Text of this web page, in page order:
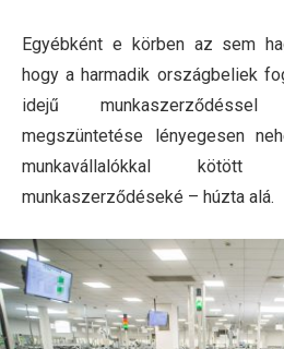
Egyébként e körben az sem
hogy a harmadik országbeliek
idejű
megszüntetése lényegesen
munkavállalókkal kötött
munkaszerződéseké – húzta alá.